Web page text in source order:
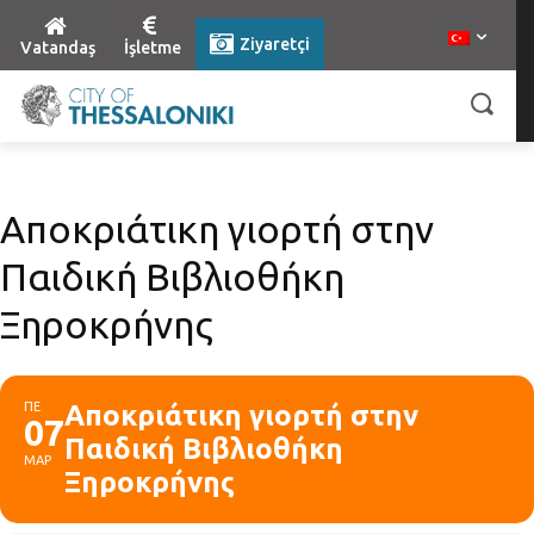
Vatandaş İşletme Ziyaretçi
Αποκριάτικη γιορτή στην
Παιδική Βιβλιοθήκη
Ξηροκρήνης
ΠΕ
07
ΜΑΡ
Αποκριάτικη γιορτή στην
Παιδική Βιβλιοθήκη
Ξηροκρήνης